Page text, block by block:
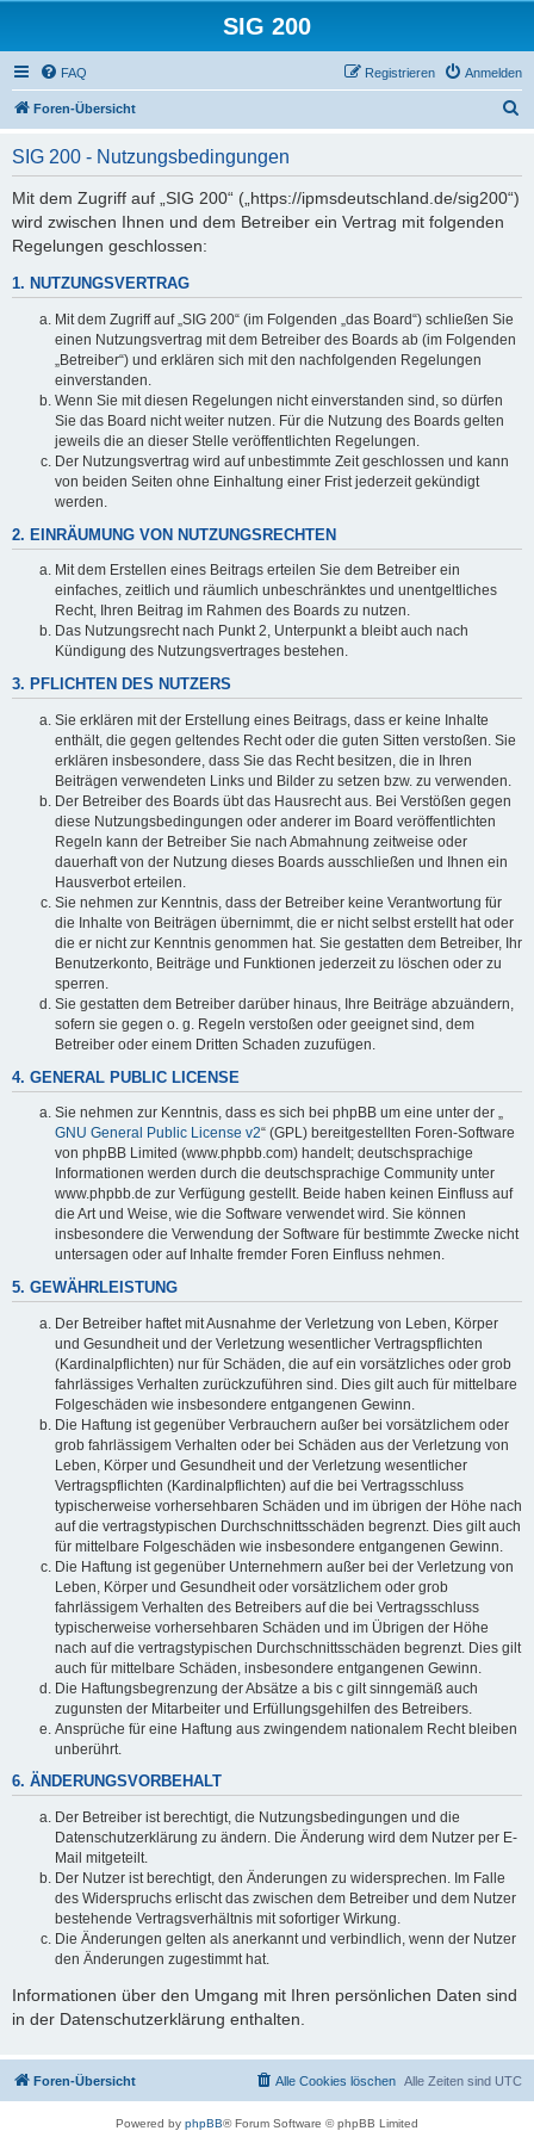
SIG 200
FAQ Anmelden
Registrieren
Foren-Übersicht
SIG 200 - Nutzungsbedingungen
Mit dem Zugriff auf „SIG 200“ („https://ipmsdeutschland.de/sig200“)
wird zwischen Ihnen und dem Betreiber ein Vertrag mit folgenden
Regelungen geschlossen:
1. NUTZUNGSVERTRAG
Mit dem Zugriff auf „SIG 200“ (im Folgenden „das Board“) schließen Sie
einen Nutzungsvertrag mit dem Betreiber des Boards ab (im Folgenden
„Betreiber“) und erklären sich mit den nachfolgenden Regelungen
einverstanden.
Wenn Sie mit diesen Regelungen nicht einverstanden sind, so dürfen
Sie das Board nicht weiter nutzen. Für die Nutzung des Boards gelten
jeweils die an dieser Stelle veröffentlichten Regelungen.
Der Nutzungsvertrag wird auf unbestimmte Zeit geschlossen und kann
von beiden Seiten ohne Einhaltung einer Frist jederzeit gekündigt
werden.
2. EINRÄUMUNG VON NUTZUNGSRECHTEN
Mit dem Erstellen eines Beitrags erteilen Sie dem Betreiber ein
einfaches, zeitlich und räumlich unbeschränktes und unentgeltliches
Recht, Ihren Beitrag im Rahmen des Boards zu nutzen.
Das Nutzungsrecht nach Punkt 2, Unterpunkt a bleibt auch nach
Kündigung des Nutzungsvertrages bestehen.
3. PFLICHTEN DES NUTZERS
Sie erklären mit der Erstellung eines Beitrags, dass er keine Inhalte
enthält, die gegen geltendes Recht oder die guten Sitten verstoßen. Sie
erklären insbesondere, dass Sie das Recht besitzen, die in Ihren
Beiträgen verwendeten Links und Bilder zu setzen bzw. zu verwenden.
Der Betreiber des Boards übt das Hausrecht aus. Bei Verstößen gegen
diese Nutzungsbedingungen oder anderer im Board veröffentlichten
Regeln kann der Betreiber Sie nach Abmahnung zeitweise oder
dauerhaft von der Nutzung dieses Boards ausschließen und Ihnen ein
Hausverbot erteilen.
Sie nehmen zur Kenntnis, dass der Betreiber keine Verantwortung für
die Inhalte von Beiträgen übernimmt, die er nicht selbst erstellt hat oder
die er nicht zur Kenntnis genommen hat. Sie gestatten dem Betreiber, Ihr
Benutzerkonto, Beiträge und Funktionen jederzeit zu löschen oder zu
sperren.
Sie gestatten dem Betreiber darüber hinaus, Ihre Beiträge abzuändern,
sofern sie gegen o. g. Regeln verstoßen oder geeignet sind, dem
Betreiber oder einem Dritten Schaden zuzufügen.
4. GENERAL PUBLIC LICENSE
Sie nehmen zur Kenntnis, dass es sich bei phpBB um eine unter der „
GNU General Public License v2“ (GPL) bereitgestellten Foren-Software
von phpBB Limited (www.phpbb.com) handelt; deutschsprachige
Informationen werden durch die deutschsprachige Community unter
www.phpbb.de zur Verfügung gestellt. Beide haben keinen Einfluss auf
die Art und Weise, wie die Software verwendet wird. Sie können
insbesondere die Verwendung der Software für bestimmte Zwecke nicht
untersagen oder auf Inhalte fremder Foren Einfluss nehmen.
5. GEWÄHRLEISTUNG
Der Betreiber haftet mit Ausnahme der Verletzung von Leben, Körper
und Gesundheit und der Verletzung wesentlicher Vertragspflichten
(Kardinalpflichten) nur für Schäden, die auf ein vorsätzliches oder grob
fahrlässiges Verhalten zurückzuführen sind. Dies gilt auch für mittelbare
Folgeschäden wie insbesondere entgangenen Gewinn.
Die Haftung ist gegenüber Verbrauchern außer bei vorsätzlichem oder
grob fahrlässigem Verhalten oder bei Schäden aus der Verletzung von
Leben, Körper und Gesundheit und der Verletzung wesentlicher
Vertragspflichten (Kardinalpflichten) auf die bei Vertragsschluss
typischerweise vorhersehbaren Schäden und im übrigen der Höhe nach
auf die vertragstypischen Durchschnittsschäden begrenzt. Dies gilt auch
für mittelbare Folgeschäden wie insbesondere entgangenen Gewinn.
Die Haftung ist gegenüber Unternehmern außer bei der Verletzung von
Leben, Körper und Gesundheit oder vorsätzlichem oder grob
fahrlässigem Verhalten des Betreibers auf die bei Vertragsschluss
typischerweise vorhersehbaren Schäden und im Übrigen der Höhe
nach auf die vertragstypischen Durchschnittsschäden begrenzt. Dies gilt
auch für mittelbare Schäden, insbesondere entgangenen Gewinn.
Die Haftungsbegrenzung der Absätze a bis c gilt sinngemäß auch
zugunsten der Mitarbeiter und Erfüllungsgehilfen des Betreibers.
Ansprüche für eine Haftung aus zwingendem nationalem Recht bleiben
unberührt.
6. ÄNDERUNGSVORBEHALT
Der Betreiber ist berechtigt, die Nutzungsbedingungen und die
Datenschutzerklärung zu ändern. Die Änderung wird dem Nutzer per E-
Mail mitgeteilt.
Der Nutzer ist berechtigt, den Änderungen zu widersprechen. Im Falle
des Widerspruchs erlischt das zwischen dem Betreiber und dem Nutzer
bestehende Vertragsverhältnis mit sofortiger Wirkung.
Die Änderungen gelten als anerkannt und verbindlich, wenn der Nutzer
den Änderungen zugestimmt hat.
Informationen über den Umgang mit Ihren persönlichen Daten sind
in der Datenschutzerklärung enthalten.
Foren-Übersicht Alle Zeiten sind UTC
Alle Cookies löschen
Powered by phpBB® Forum Software © phpBB Limited